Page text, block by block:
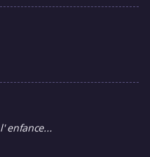
enfance...